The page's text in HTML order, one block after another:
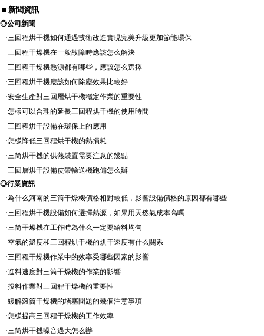
■ 新聞資訊
◎公司新聞
·三回程烘干機如何通過技術改造實現完美升級更加節能環保
·三回程干燥機在一般故障時應該怎么解決
·三回程干燥機熱源都有哪些，應該怎么選擇
·三回程烘干機應該如何除塵效果比較好
·安全生產對三回層烘干機穩定作業的重要性
·怎樣可以合理的延長三回程烘干機的使用時間
·三回程烘干設備在環保上的應用
·怎樣降低三回程烘干機的熱損耗
·三筒烘干機的供熱裝置需要注意的幾點
·三回層烘干設備皮帶輸送機跑偏怎么辦
◎行業資訊
·為什么河南的三筒干燥機價格相對較低，影響設備價格的原因都有哪些
·三回程烘干機設備如何選擇熱源，如果用天然氣成本高嗎
·三筒干燥機在工作時為什么一定要給料均勻
·空氣的溫度和三回程烘干機的烘干速度有什么關系
·三回程干燥機作業中的效率受哪些因素的影響
·進料速度對三筒干燥機的作業的影響
·投料作業對三回程干燥機的重要性
·緩解滾筒干燥機的堵塞問題的幾個注意事項
·怎樣提高三回程干燥機的工作效率
·三筒烘干機噪音過大怎么辦